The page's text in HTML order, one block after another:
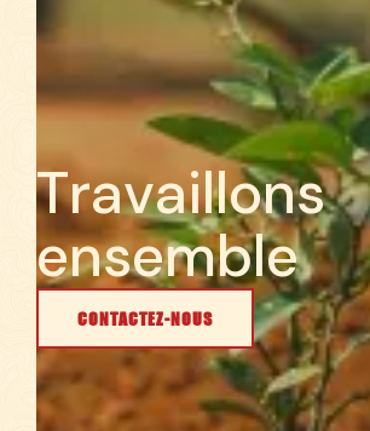
Travaillons
ensemble
CONTACTEZ-NOUS